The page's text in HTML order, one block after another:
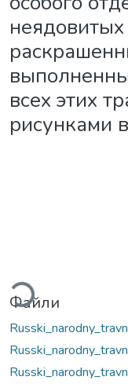
всех этих
рисунками
Вантажиться...
Файли